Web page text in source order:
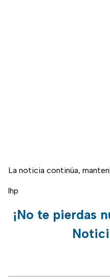
La noticia continúa,
lhp
¡No te pierdas